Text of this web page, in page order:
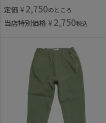
定価 ¥ 2,750のところ
当店特別価格 ¥ 2,750税込